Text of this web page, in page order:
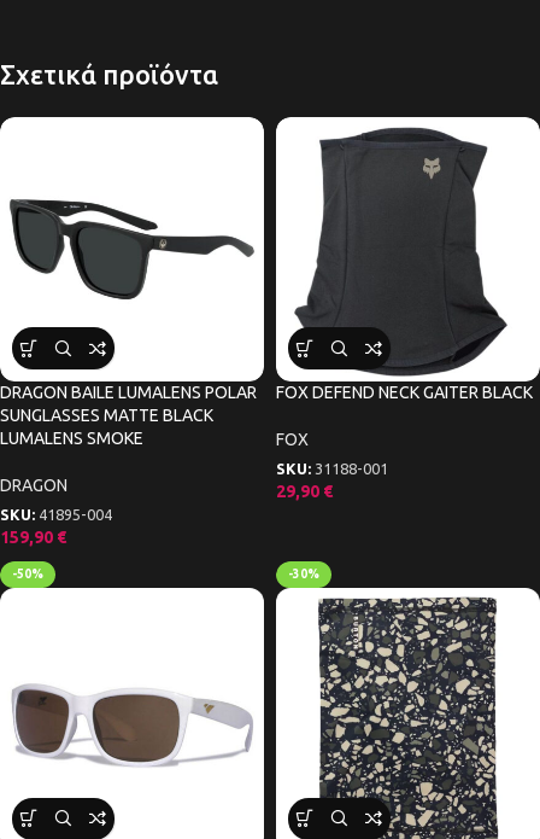
Σχετικά προϊόντα
DRAGON BAILE LUMALENS POLAR
SUNGLASSES MATTE BLACK
LUMALENS SMOKE
DRAGON
SKU: 41895-004
159,90 €
FOX DEFEND NECK GAITER BLACK
FOX
SKU: 31188-001
29,90 €
-50% -30%